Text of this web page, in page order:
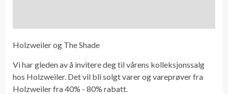
Holzweiler og The Shade
Vi har gleden av å invitere deg til vårens kolleksjonssalg
hos Holzweiler. Det vil bli solgt varer og vareprøver fra
Holzweiler fra 40% - 80% rabatt.